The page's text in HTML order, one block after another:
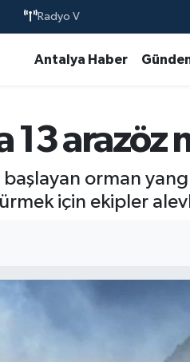
Radyo V
Antalya Haber
13
orman
için ekipler